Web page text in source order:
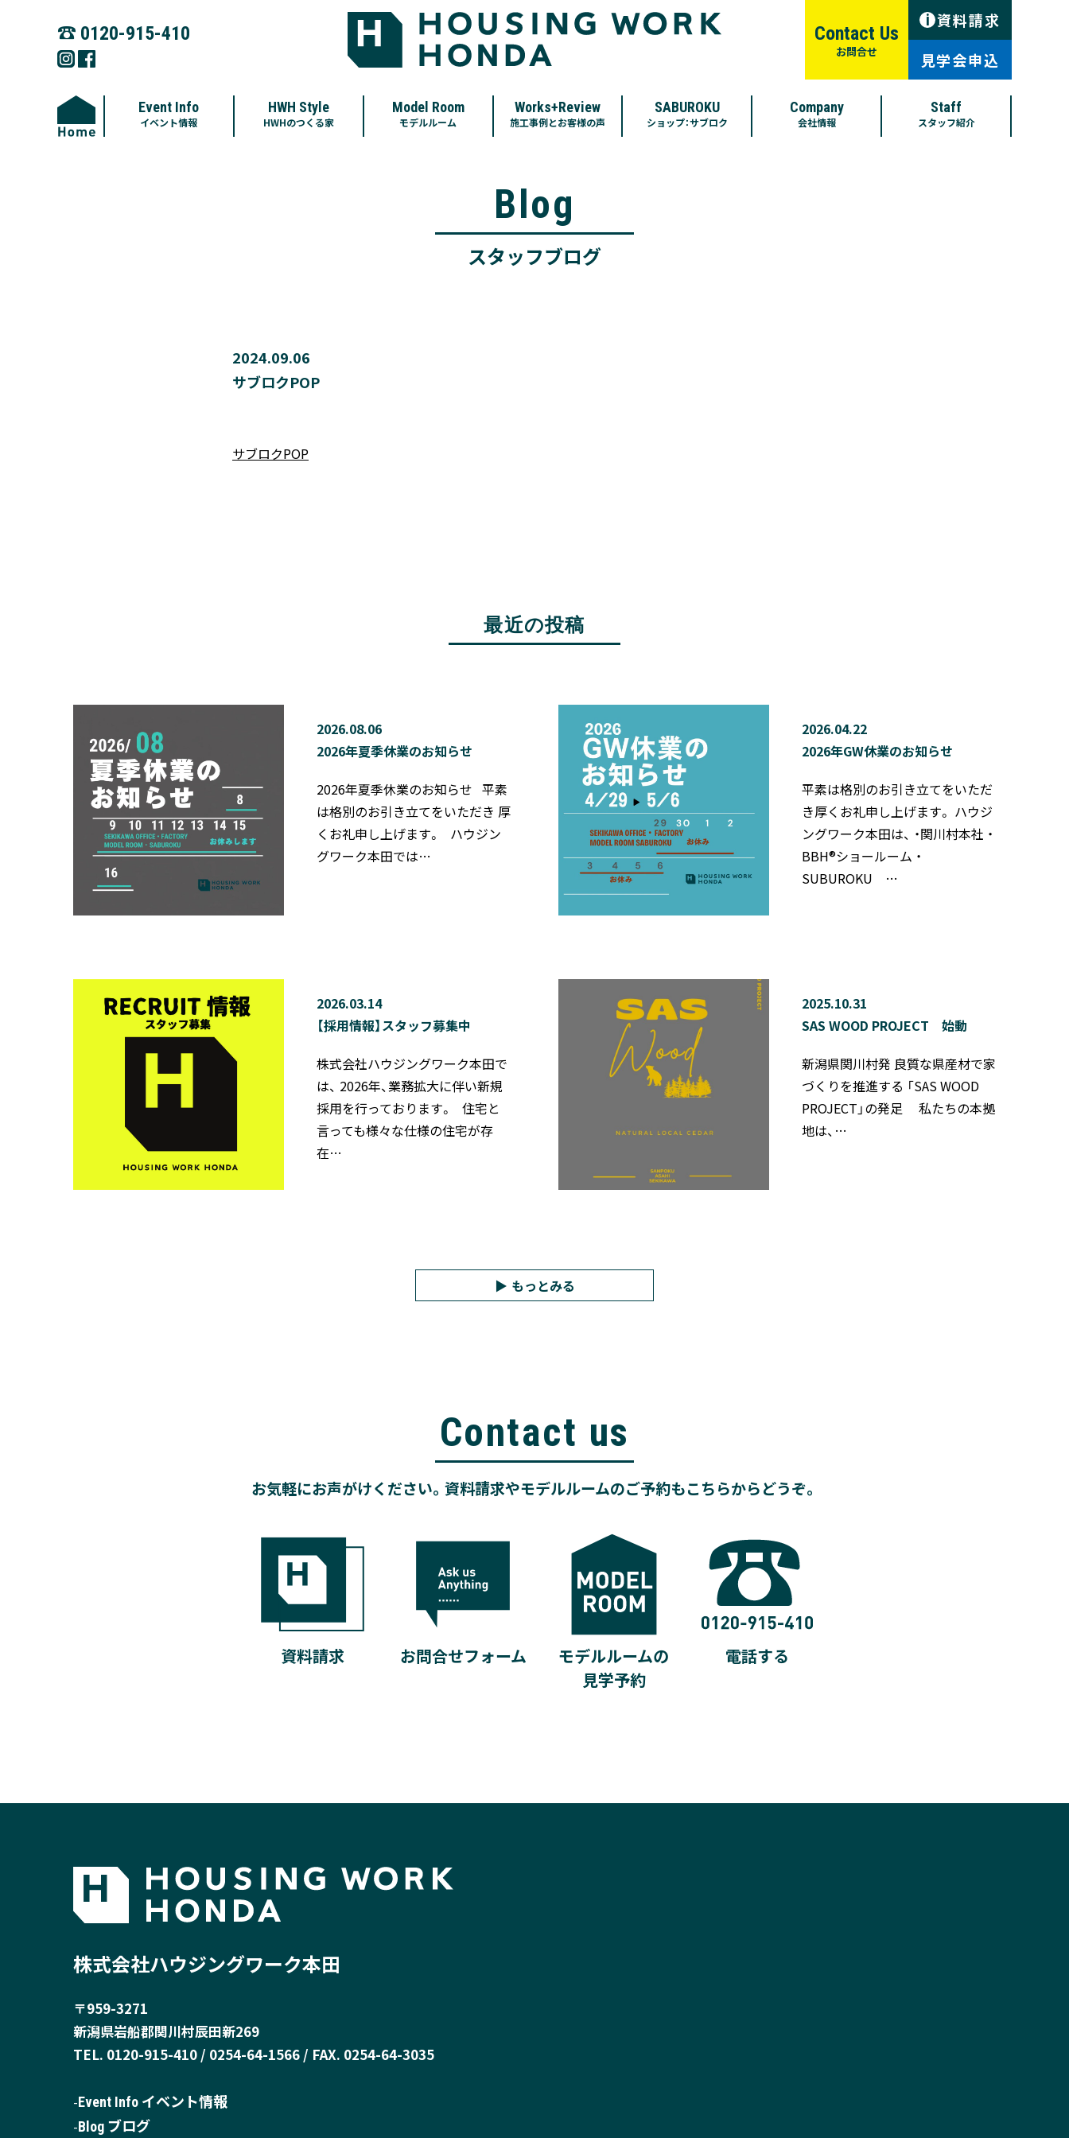
☎︎ 0120-915-410 Contact Us
お問合せ
i 資料請求
見学会申込
Event Info
イベント情報
HWH Style
HWHのつくる家
Model Room
モデルルーム
Works+Review
施工事例とお客様の声
SABUROKU
ショップ：サブロク
Company
会社情報
Staff
スタッフ紹介
Blog
スタッフブログ
2024.09.06
サブロクPOP
サブロクPOP
最近の投稿
2026.08.06
2026年夏季休業のお知らせ
2026年夏季休業のお知らせ 平素
は格別のお引き立てをいただき 厚
くお礼申し上げます。 ハウジン
グワーク本田では…
2026.04.22
2026年GW休業のお知らせ
平素は格別のお引き立てをいただ
き厚くお礼申し上げます。 ハウジ
ングワーク本田は、 ・関川村本社 ・
BBH®ショールーム ・
SUBUROKU …
2026.03.14
【採用情報】スタッフ募集中
株式会社ハウジングワーク本田で
は、 2026年、業務拡大に伴い新規
採用を行っております。 住宅と
言っても様々な仕様の住宅が存
在…
2025.10.31
SAS WOOD PROJECT 始動
新潟県関川村発 良質な県産材で家
づくりを推進する 「SAS WOOD
PROJECT」の発足 私たちの本拠
地は、…
もっとみる
Contact us
お気軽にお声がけください。資料請求やモデルルームのご予約もこちらからどうぞ。
資料請求 お問合せフォーム
モデルルームの
見学予約
電話する
株式会社ハウジングワーク本田
〒959-3271
新潟県岩船郡関川村辰田新269
TEL. 0120-915-410 / 0254-64-1566 / FAX. 0254-64-3035
Event Info イベント情報
Blog ブログ